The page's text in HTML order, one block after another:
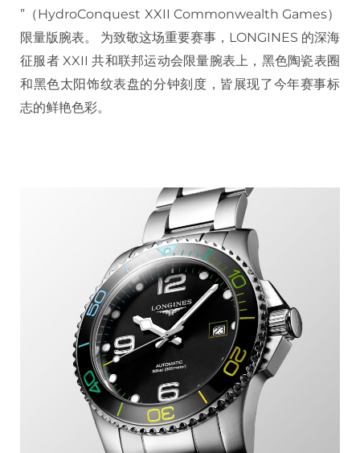
”（HydroConquest XXII Commonwealth Games）
限量版腕表。 为致敬这场重要赛事，LONGINES 的深海
征服者 XXII 共和联邦运动会限量腕表上，黑色陶瓷表圈
和黑色太阳饰纹表盘的分钟刻度，皆展现了今年赛事标
志的鲜艳色彩。